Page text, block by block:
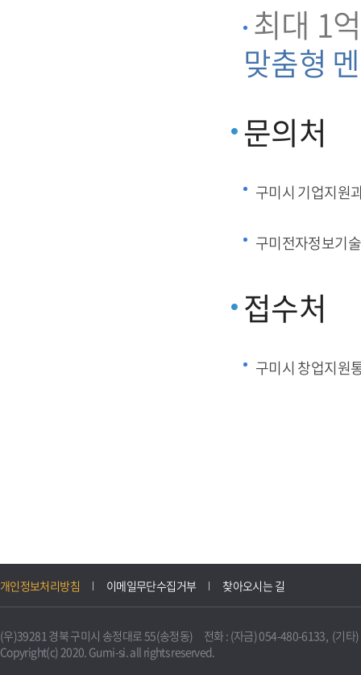
최대 1
맞춤형
문의처
구미시 기업지원
구미전자정보기
접수처
구미시 창업지원
개인정보처리방침 이메일무단수집거부 찾아오시는 길
(우)39281 경북 구미시 송정대로 55(송정동) 전화 : (자금) 054-480-6133, (기타
Copyright(c) 2020. Gumi-si. all rights reserved.